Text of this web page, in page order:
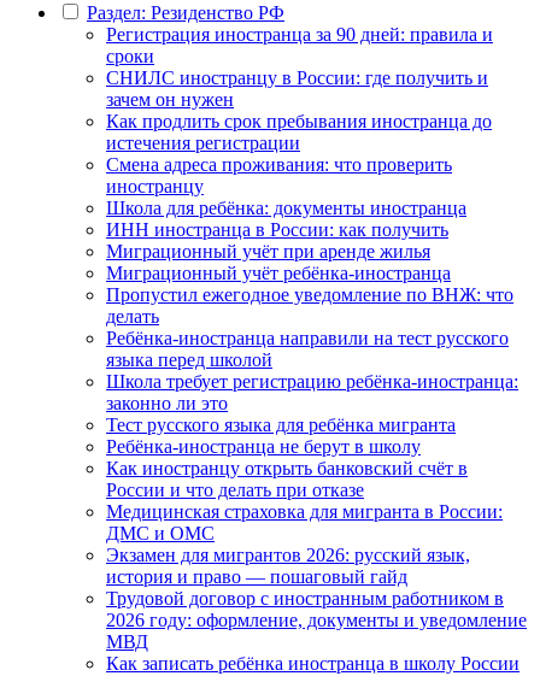
Раздел: Резиденство РФ
Регистрация иностранца за 90 дней: правила и
сроки
СНИЛС иностранцу в России: где получить и
зачем он нужен
Как продлить срок пребывания иностранца до
истечения регистрации
Смена адреса проживания: что проверить
иностранцу
Школа для ребёнка: документы иностранца
ИНН иностранца в России: как получить
Миграционный учёт при аренде жилья
Миграционный учёт ребёнка-иностранца
Пропустил ежегодное уведомление по ВНЖ: что
делать
Ребёнка-иностранца направили на тест русского
языка перед школой
Школа требует регистрацию ребёнка-иностранца:
законно ли это
Тест русского языка для ребёнка мигранта
Ребёнка-иностранца не берут в школу
Как иностранцу открыть банковский счёт в
России и что делать при отказе
Медицинская страховка для мигранта в России:
ДМС и ОМС
Экзамен для мигрантов 2026: русский язык,
история и право — пошаговый гайд
Трудовой договор с иностранным работником в
2026 году: оформление, документы и уведомление
МВД
Как записать ребёнка иностранца в школу России